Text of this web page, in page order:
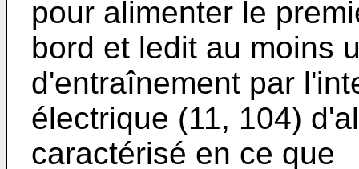
pour alimenter le
bord et ledit au moins
d'entraînement par
électrique (11, 104)
caractérisé en ce que